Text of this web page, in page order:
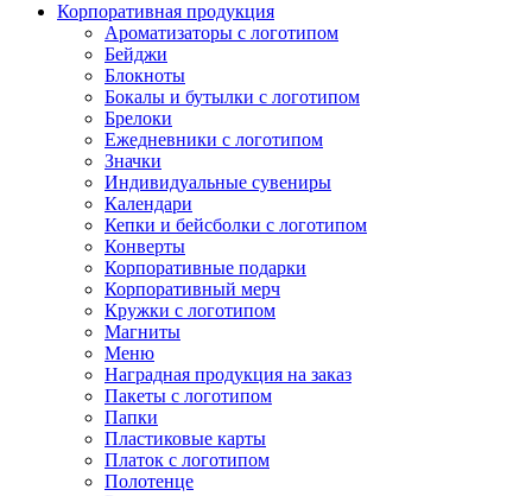
Корпоративная продукция
Ароматизаторы с логотипом
Бейджи
Блокноты
Бокалы и бутылки с логотипом
Брелоки
Ежедневники с логотипом
Значки
Индивидуальные сувениры
Календари
Кепки и бейсболки с логотипом
Конверты
Корпоративные подарки
Корпоративный мерч
Кружки с логотипом
Магниты
Меню
Наградная продукция на заказ
Пакеты с логотипом
Папки
Пластиковые карты
Платок с логотипом
Полотенце